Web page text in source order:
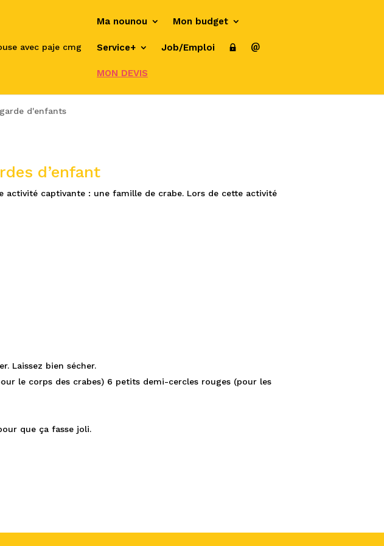
Ma nounou Mon budget
Service+ Job/Emploi
MON DEVIS
d'enfants
d’enfant
activité captivante : une famille de crabe. Lors de cette activité
Laissez bien sécher.
le corps des crabes) 6 petits demi-cercles rouges (pour les
que ça fasse joli.